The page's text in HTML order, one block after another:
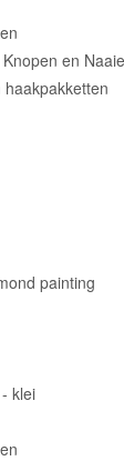
en
painting
klei